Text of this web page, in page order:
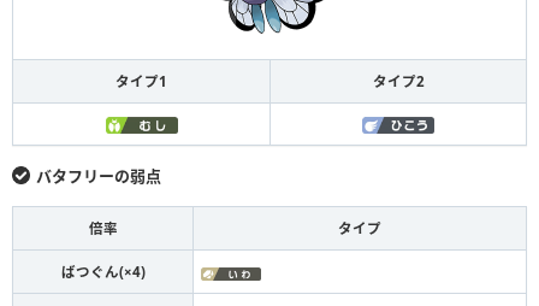
タイプ1 タイプ2
バタフリーの弱点
倍率 タイプ
ばつぐん(×4)